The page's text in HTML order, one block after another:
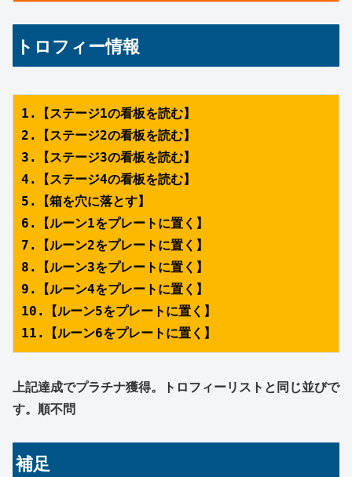
トロフィー情報
1.【ステージ1の看板を読む】
2.【ステージ2の看板を読む】
3.【ステージ3の看板を読む】
4.【ステージ4の看板を読む】
5.【箱を穴に落とす】
6.【ルーン1をプレートに置く】
7.【ルーン2をプレートに置く】
8.【ルーン3をプレートに置く】
9.【ルーン4をプレートに置く】
10.【ルーン5をプレートに置く】
11.【ルーン6をプレートに置く】
上記達成でプラチナ獲得。トロフィーリストと同じ並びで
す。順不問
補足